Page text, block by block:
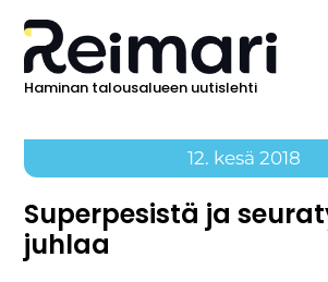
Haminan talousalueen uutislehti
12. kesä 2018
Superpesistä ja
juhlaa